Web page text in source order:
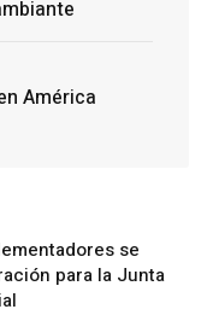
América
se
para la Junta